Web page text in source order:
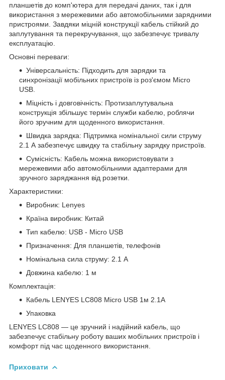
планшетів до комп'ютера для передачі даних, так і для
використання з мережевими або автомобільними зарядними
пристроями. Завдяки міцній конструкції кабель стійкий до
заплутування та перекручування, що забезпечує тривалу
експлуатацію.
Основні переваги:
Універсальність: Підходить для зарядки та
синхронізації мобільних пристроїв із роз'ємом Micro
USB.
Міцність і довговічність: Протизаплутувальна
конструкція збільшує термін служби кабелю, роблячи
його зручним для щоденного використання.
Швидка зарядка: Підтримка номінальної сили струму
2.1 А забезпечує швидку та стабільну зарядку пристроїв.
Сумісність: Кабель можна використовувати з
мережевими або автомобільними адаптерами для
зручного заряджання від розетки.
Характеристики:
Виробник: Lenyes
Країна виробник: Китай
Тип кабелю: USB - Micro USB
Призначення: Для планшетів, телефонів
Номінальна сила струму: 2.1 А
Довжина кабелю: 1 м
Комплектація:
Кабель LENYES LC808 Micro USB 1м 2.1A
Упаковка
LENYES LC808 — це зручний і надійний кабель, що
забезпечує стабільну роботу ваших мобільних пристроїв і
комфорт під час щоденного використання.
Приховати